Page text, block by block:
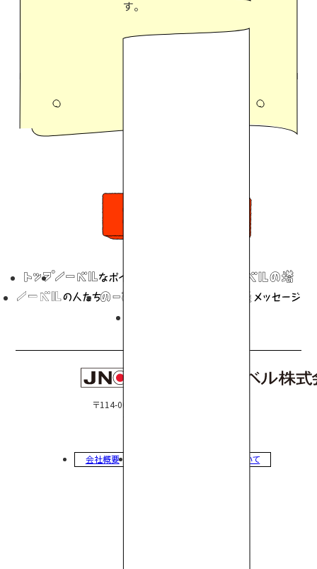
す。
〒114-0002 東京都北区王子2-30-2
会社概要 個人情報について